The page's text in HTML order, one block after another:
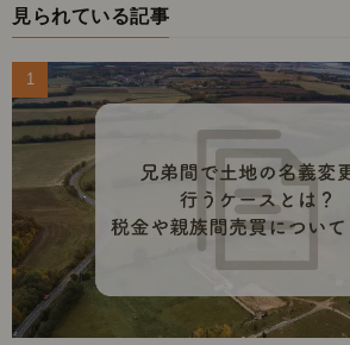
見られている記事